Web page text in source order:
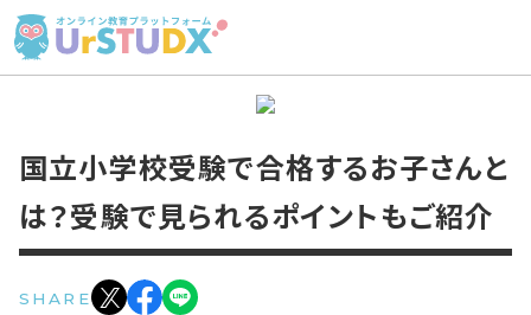
国立小学校受験で合格するお子さんと
は？受験で見られるポイントもご紹介
SHARE